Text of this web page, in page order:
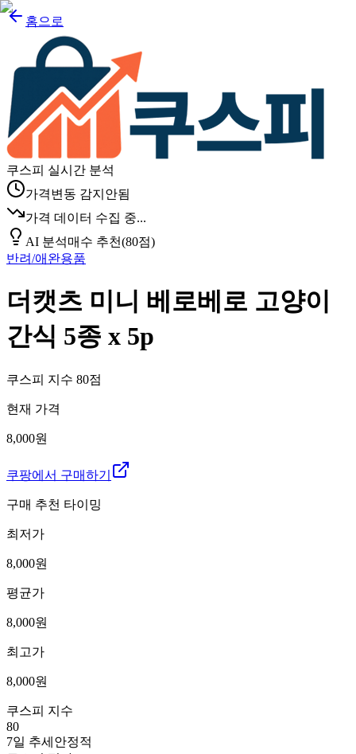
홈으로
쿠스피 실시간 분석
가격변동 감지안됨
가격 데이터 수집 중...
AI 분석매수 추천(80점)
반려/애완용품
더캣츠 미니 베로베로 고양이
간식 5종 x 5p
쿠스피 지수 80점
현재 가격
8,000원
쿠팡에서 구매하기
구매 추천 타이밍
최저가
8,000원
평균가
8,000원
최고가
8,000원
쿠스피 지수
80
7일 추세 안정적